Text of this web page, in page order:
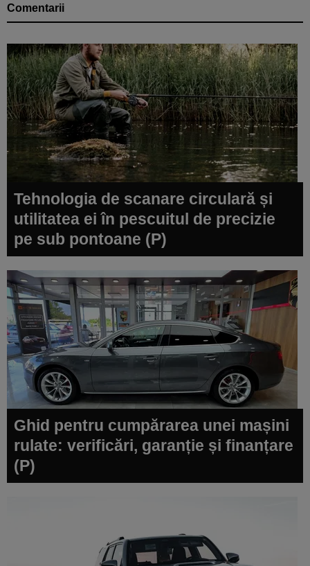
Comentarii
Tehnologia de scanare circulară și
utilitatea ei în pescuitul de precizie
pe sub pontoane (P)
Ghid pentru cumpărarea unei mașini
rulate: verificări, garanție și finanțare
(P)